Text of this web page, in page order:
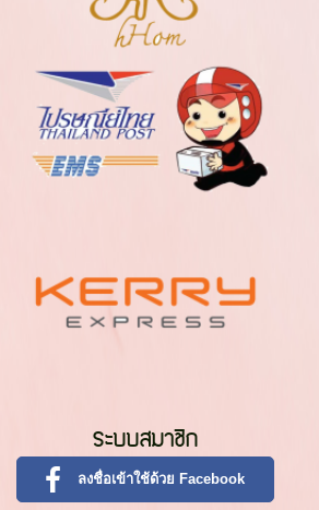
ระบบสมาชิก
ลงชื่อเข้าใช้ด้วย Facebook